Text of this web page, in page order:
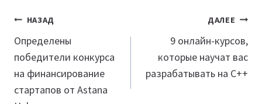
Навигация
по
записям
НАЗАД
Определены
победители конкурса
на финансирование
стартапов от Astana
ДАЛЕЕ
9 онлайн-курсов,
которые научат вас
разрабатывать на С++